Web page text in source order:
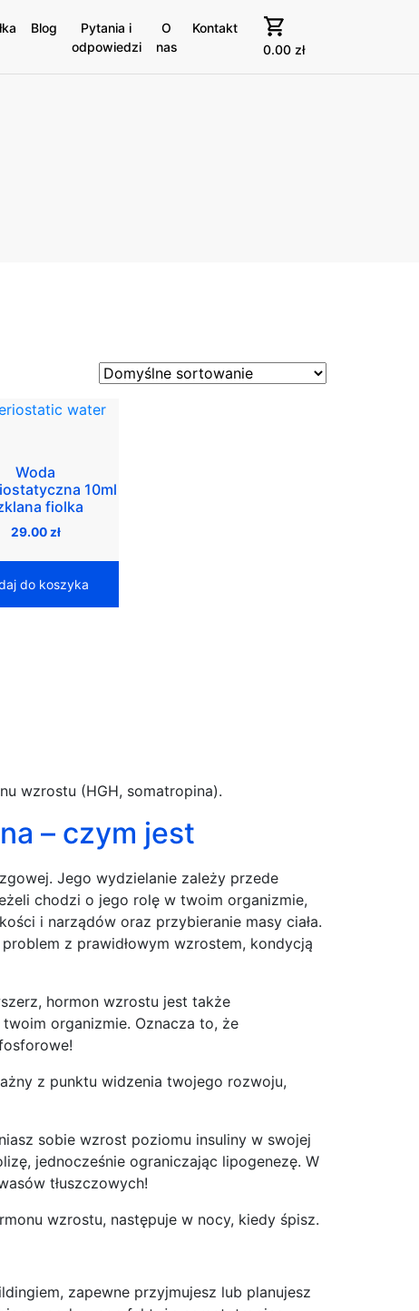
Blog
Pytania i
odpowiedzi
O
nas
Kontakt
0.00 zł
Woda
10ml
fiolka
29.00 zł
do koszyka
wzrostu (HGH, somatropina).
– czym jest
Jego wydzielanie zależy przede
chodzi o jego rolę w twoim organizmie,
i narządów oraz przybieranie masy ciała.
z prawidłowym wzrostem, kondycją
hormon wzrostu jest także
organizmie. Oznacza to, że
z punktu widzenia twojego rozwoju,
sobie wzrost poziomu insuliny w swojej
jednocześnie ograniczając lipogenezę. W
tłuszczowych!
wzrostu, następuje w nocy, kiedy śpisz.
zapewne przyjmujesz lub planujesz